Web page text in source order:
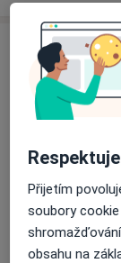
Adresa
Horní 10,
Dostupnost
Na této
Co mám v
Přijetím
soubory
obsahu na